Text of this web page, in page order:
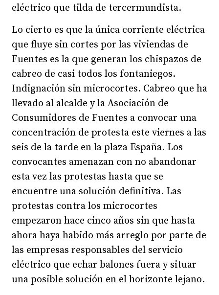
eléctrico que tilda de tercermundista.
Lo cierto es que la única corriente eléctrica
que fluye sin cortes por las viviendas de
Fuentes es la que generan los chispazos de
cabreo de casi todos los fontaniegos.
Indignación sin microcortes. Cabreo que ha
llevado al alcalde y la Asociación de
Consumidores de Fuentes a convocar una
concentración de protesta este viernes a las
seis de la tarde en la plaza España. Los
convocantes amenazan con no abandonar
esta vez las protestas hasta que se
encuentre una solución definitiva. Las
protestas contra los microcortes
empezaron hace cinco años sin que hasta
ahora haya habido más arreglo por parte de
las empresas responsables del servicio
eléctrico que echar balones fuera y situar
una posible solución en el horizonte lejano.